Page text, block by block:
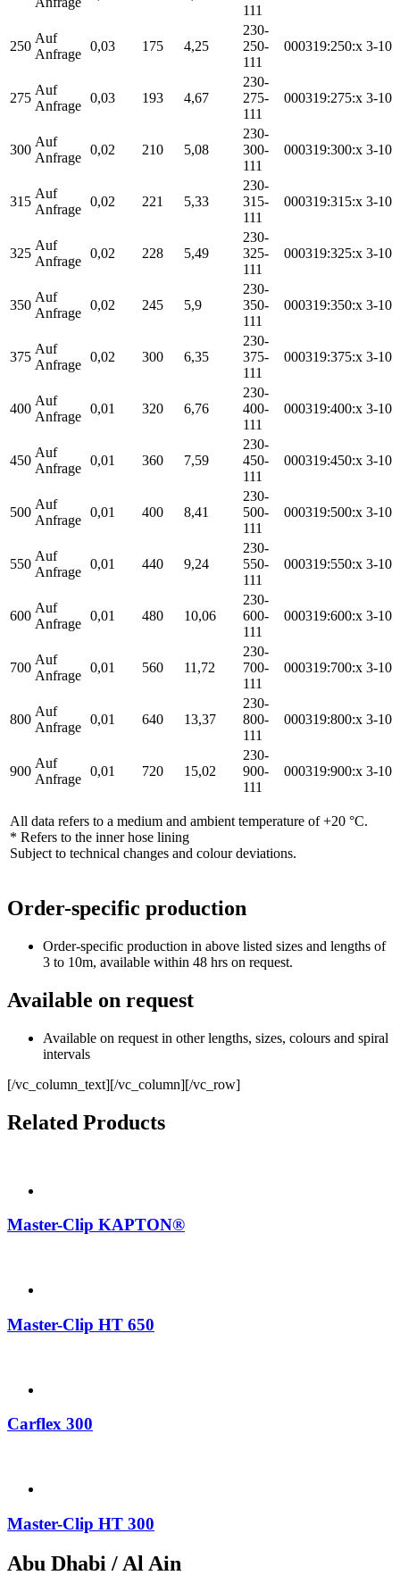
111
250
Auf
Anfrage
0,03 175 4,25
230-
250-
111
000319:250:x 3-10
275
Auf
Anfrage
0,03 193 4,67
230-
275-
111
000319:275:x 3-10
300
Auf
Anfrage
0,02 210 5,08
230-
300-
111
000319:300:x 3-10
315
Auf
Anfrage
0,02 221 5,33
230-
315-
111
000319:315:x 3-10
325
Auf
Anfrage
0,02 228 5,49
230-
325-
111
000319:325:x 3-10
350
Auf
Anfrage
0,02 245 5,9
230-
350-
111
000319:350:x 3-10
375
Auf
Anfrage
0,02 300 6,35
230-
375-
111
000319:375:x 3-10
400
Auf
Anfrage
0,01 320 6,76
230-
400-
111
000319:400:x 3-10
450
Auf
Anfrage
0,01 360 7,59
230-
450-
111
000319:450:x 3-10
500
Auf
Anfrage
0,01 400 8,41
230-
500-
111
000319:500:x 3-10
550
Auf
Anfrage
0,01 440 9,24
230-
550-
111
000319:550:x 3-10
600
Auf
Anfrage
0,01 480 10,06
230-
600-
111
000319:600:x 3-10
700
Auf
Anfrage
0,01 560 11,72
230-
700-
111
000319:700:x 3-10
800
Auf
Anfrage
0,01 640 13,37
230-
800-
111
000319:800:x 3-10
900
Auf
Anfrage
0,01 720 15,02
230-
900-
111
000319:900:x 3-10
All data refers to a medium and ambient temperature of +20 °C.
* Refers to the inner hose lining
Subject to technical changes and colour deviations.
Order-specific production
Order-specific production in above listed sizes and lengths of
3 to 10m, available within 48 hrs on request.
Available on request
Available on request in other lengths, sizes, colours and spiral
intervals
[/vc_column_text][/vc_column][/vc_row]
Related Products
Master-Clip KAPTON®
Master-Clip HT 650
Carflex 300
Master-Clip HT 300
Abu Dhabi / Al Ain